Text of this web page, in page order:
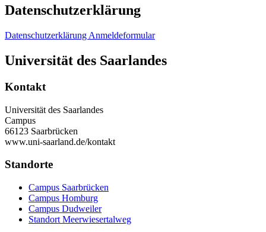
Datenschutzerklärung
Datenschutzerklärung Anmeldeformular
Universität des Saarlandes
Kontakt
Universität des Saarlandes
Campus
66123 Saarbrücken
www.uni-saarland.de/kontakt
Standorte
Campus Saarbrücken
Campus Homburg
Campus Dudweiler
Standort Meerwiesertalweg